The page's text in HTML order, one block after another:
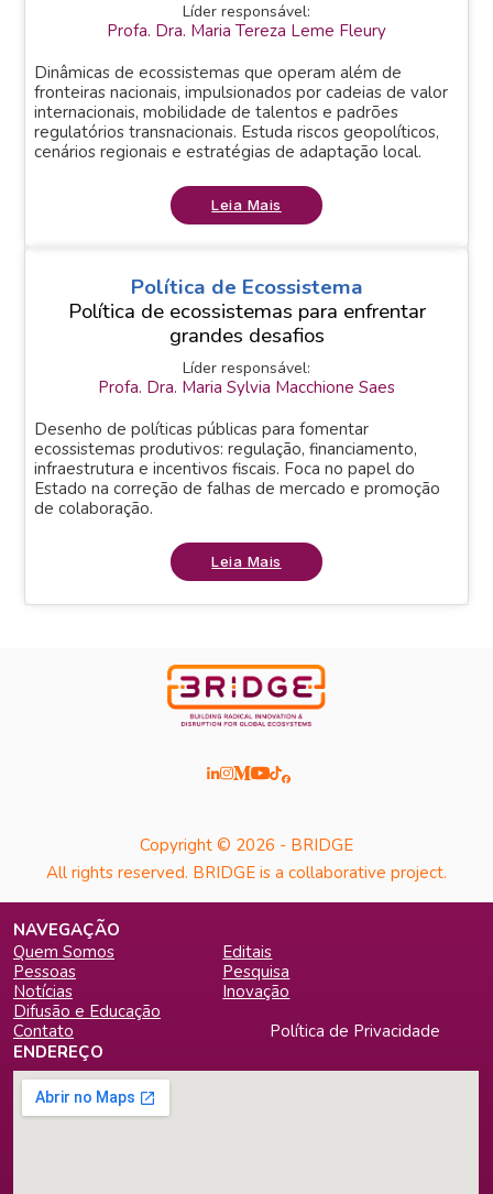
Líder responsável:
Profa. Dra. Maria Tereza Leme Fleury
Dinâmicas de ecossistemas que operam além de
fronteiras nacionais, impulsionados por cadeias de valor
internacionais, mobilidade de talentos e padrões
regulatórios transnacionais. Estuda riscos geopolíticos,
cenários regionais e estratégias de adaptação local.
Leia Mais
Política de Ecossistema
Política de ecossistemas para enfrentar
grandes desafios
Líder responsável:
Profa. Dra. Maria Sylvia Macchione Saes
Desenho de políticas públicas para fomentar
ecossistemas produtivos: regulação, financiamento,
infraestrutura e incentivos fiscais. Foca no papel do
Estado na correção de falhas de mercado e promoção
de colaboração.
Leia Mais
Copyright © 2026 - BRIDGE
All rights reserved. BRIDGE is a collaborative project.
ENDEREÇO
NAVEGAÇÃO
Quem Somos
Editais
Pessoas
Pesquisa
Notícias
Inovação
Difusão e Educação
Contato
Política de Privacidade